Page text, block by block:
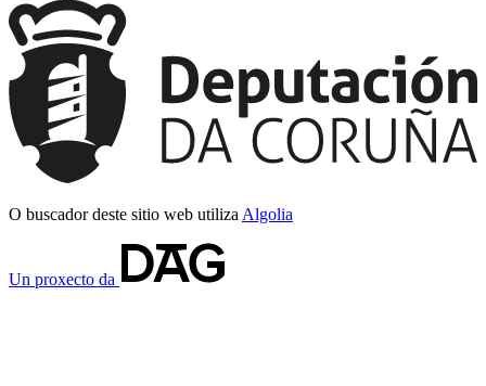
O buscador deste sitio web utiliza Algolia
Un proxecto da